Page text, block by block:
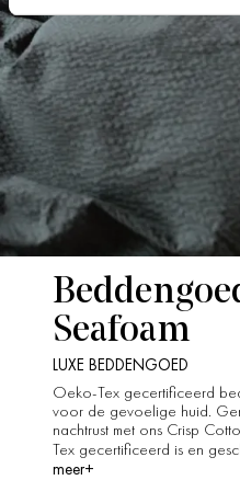
Seafoam
LUXE BEDDENGOED
Oeko-Tex gecertificeerd
voor de gevoelige huid.
nachtrust met ons Crisp
Tex gecertificeerd is en
meer+